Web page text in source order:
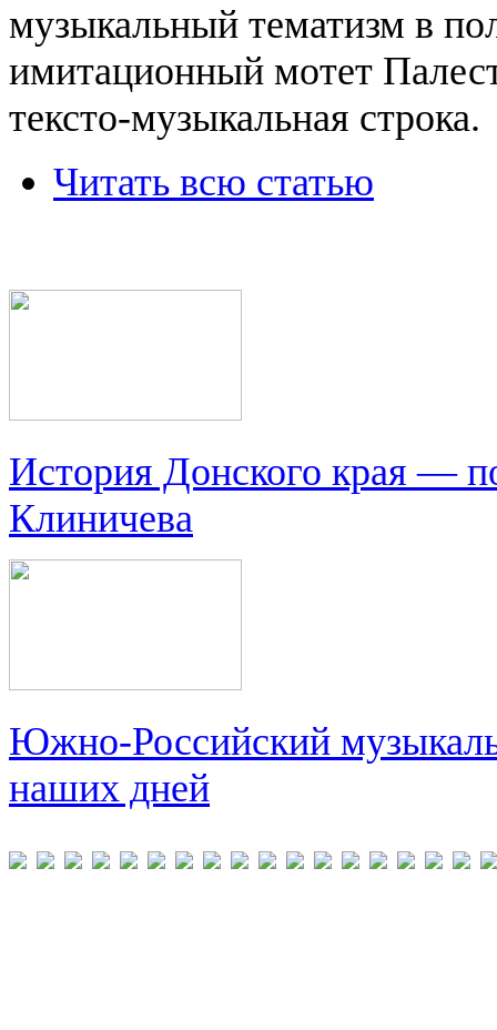
музыкальный тематизм в
имитационный мотет
тексто-музыкальная строка.
Читать всю статью
История Донского края —
Клиничева
Южно-Российский
наших дней